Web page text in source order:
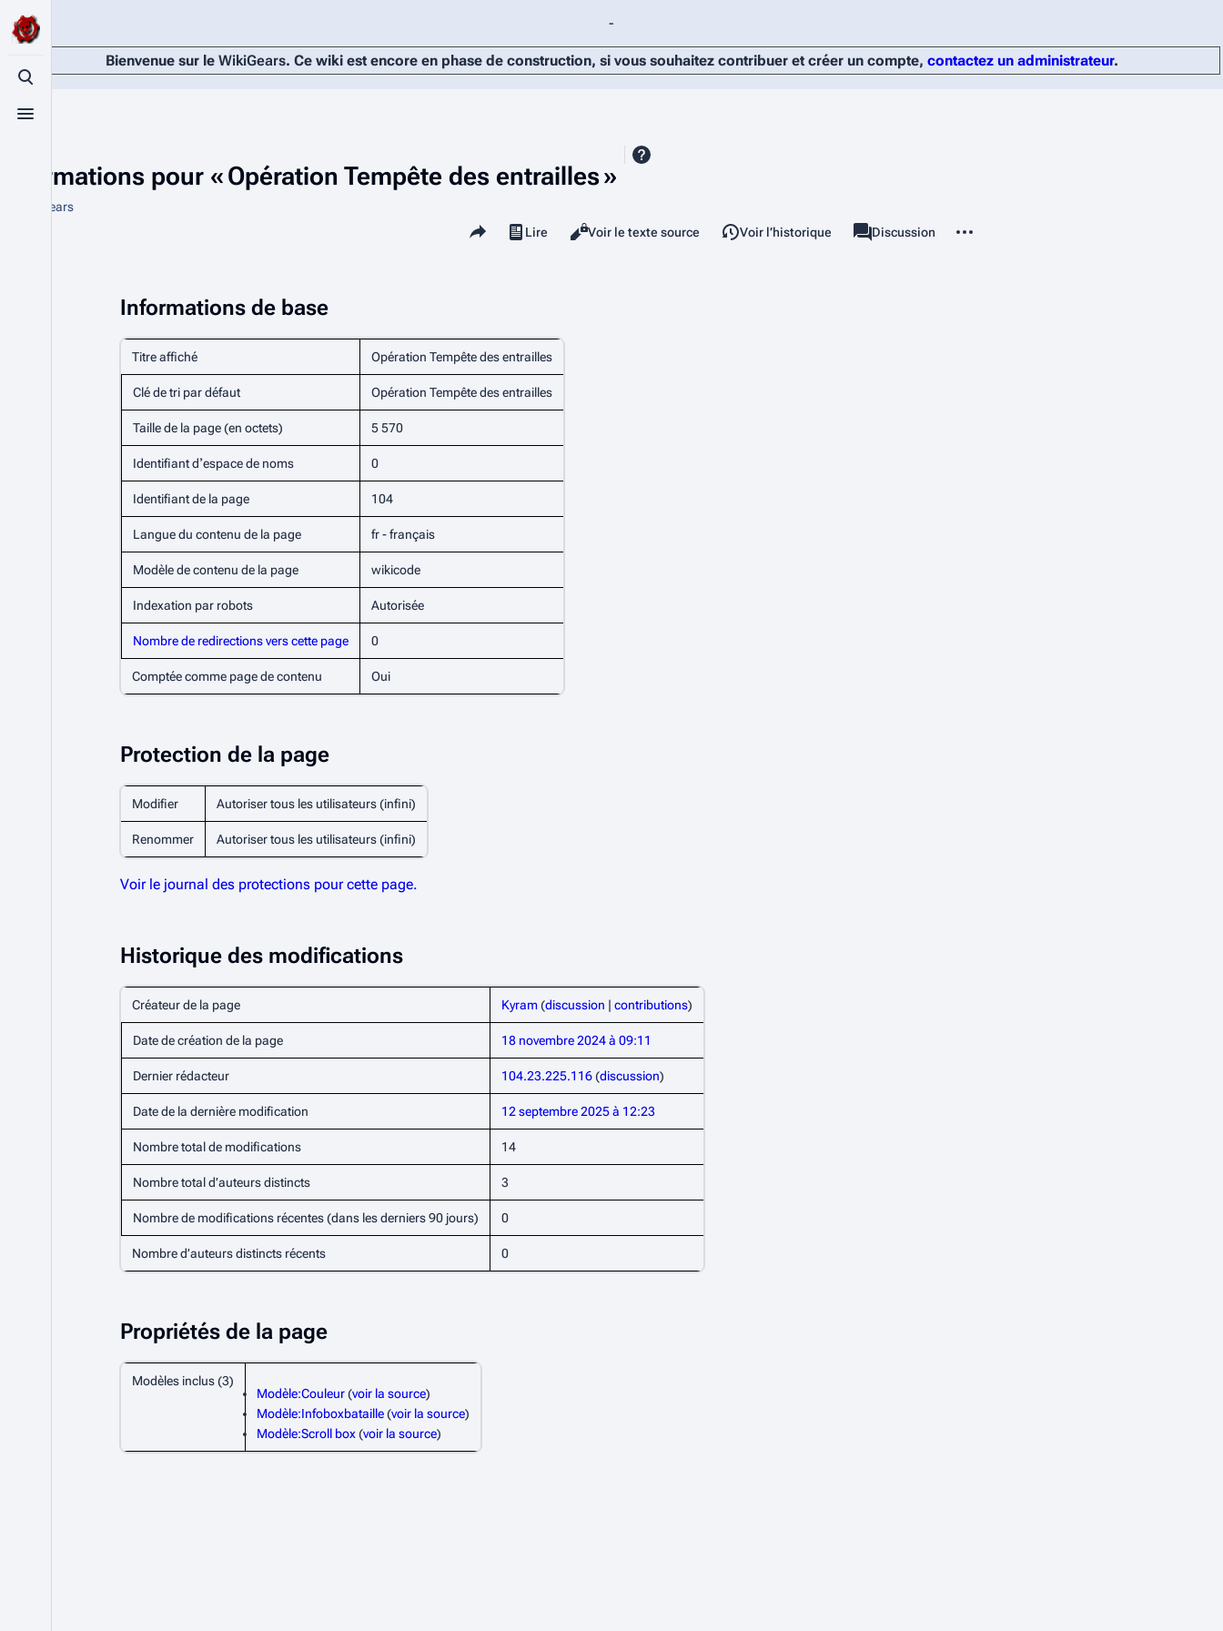
Basculer la recherche
Basculer le menu
-
Bienvenue sur le WikiGears. Ce wiki est encore en phase de construction, si vous souhaitez contribuer et créer un compte, contactez un administrateur.
Informations pour « Opération Tempête des entrailles »
De WikiGears
Partager cette page
Affichages
Lire Voir le texte source Voir l’historique associated-pages
Page
Discussion
Informations de base
Titre affiché Opération Tempête des entrailles
Clé de tri par défaut Opération Tempête des entrailles
Taille de la page (en octets) 5 570
Identifiant dʼespace de noms 0
Identifiant de la page 104
Langue du contenu de la page fr - français
Modèle de contenu de la page wikicode
Indexation par robots Autorisée
Nombre de redirections vers cette page 0
Comptée comme page de contenu Oui
Protection de la page
Modifier Autoriser tous les utilisateurs (infini)
Renommer Autoriser tous les utilisateurs (infini)
Voir le journal des protections pour cette page.
Historique des modifications
Créateur de la page Kyram(discussion | contributions)
Date de création de la page 18 novembre 2024 à 09:11
Dernier rédacteur 104.23.225.116(discussion)
Date de la dernière modification 12 septembre 2025 à 12:23
Nombre total de modifications 14
Nombre total d’auteurs distincts 3
Nombre de modifications récentes (dans les derniers 90 jours) 0
Nombre d’auteurs distincts récents 0
Propriétés de la page
Modèles inclus (3)
Modèle:Couleur(voir la source)
Modèle:Infoboxbataille(voir la source)
Modèle:Scroll box (voir la source)